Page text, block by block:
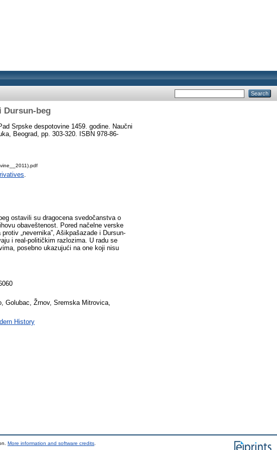
Dursun-beg
Srpske despotovine 1459. godine. Naučni
Beograd, pp. 303-320. ISBN 978-86-
ostavili su dragocena svedočanstva o
obaveštenost. Pored načelne verske
„nevernika”, Ašikpašazade i Dursun-
i real-političkim razlozima. U radu se
posebno ukazujući na one koji nisu
Golubac, Žrnov, Sremska Mitrovica,
History
More information and software credits